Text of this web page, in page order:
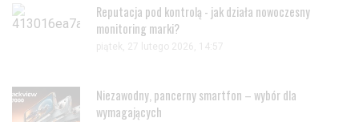
Reputacja pod kontrolą - jak działa nowoczesny
monitoring marki?
piątek, 27 lutego 2026, 14:57
Niezawodny, pancerny smartfon – wybór dla
wymagających